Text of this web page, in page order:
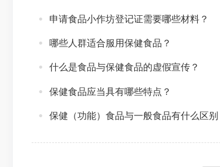
申请食品小作坊登记证需要哪些材料？
哪些人群适合服用保健食品？
什么是食品与保健食品的虚假宣传？
保健食品应当具有哪些特点？
保健（功能）食品与一般食品有什么区别